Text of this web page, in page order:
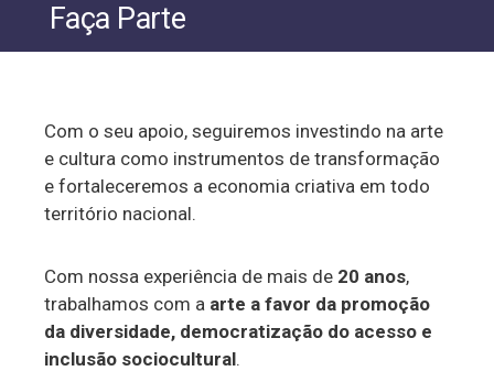
Faça Parte
Com o seu apoio, seguiremos investindo na arte
e cultura como instrumentos de transformação
e fortaleceremos a economia criativa em todo
território nacional.
Com nossa experiência de mais de 20 anos,
trabalhamos com a arte a favor da promoção
da diversidade, democratização do acesso e
inclusão sociocultural.